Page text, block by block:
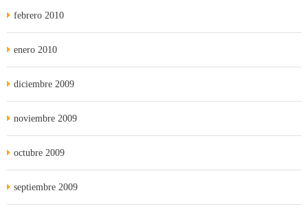
febrero 2010
enero 2010
diciembre 2009
noviembre 2009
octubre 2009
septiembre 2009